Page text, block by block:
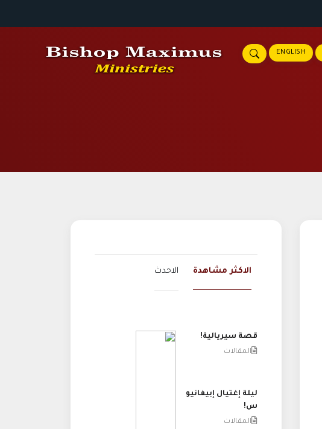
ENGLISH
الاكثر مشاهدة الاحدث
قصة سيريالية!
المقالات
ليلة إغتيال إبيفانيو
س!
المقالات